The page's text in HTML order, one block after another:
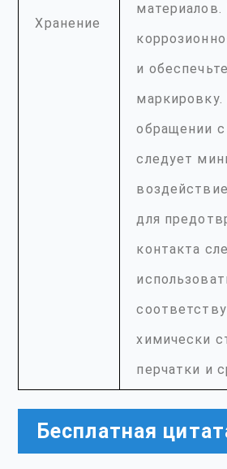
Хранение
материалов.
и
маркировку.
обращении
следует
для
контакта
химически
перчатки и
Бесплатная